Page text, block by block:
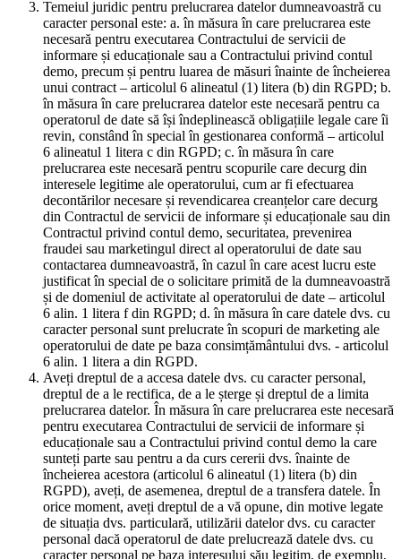
Temeiul juridic pentru prelucrarea datelor dumneavoastră cu
caracter personal este: a. în măsura în care prelucrarea este
necesară pentru executarea Contractului de servicii de
informare și educaționale sau a Contractului privind contul
demo, precum și pentru luarea de măsuri înainte de încheierea
unui contract – articolul 6 alineatul (1) litera (b) din RGPD; b.
în măsura în care prelucrarea datelor este necesară pentru ca
operatorul de date să își îndeplinească obligațiile legale care îi
revin, constând în special în gestionarea conformă – articolul
6 alineatul 1 litera c din RGPD; c. în măsura în care
prelucrarea este necesară pentru scopurile care decurg din
interesele legitime ale operatorului, cum ar fi efectuarea
decontărilor necesare și revendicarea creanțelor care decurg
din Contractul de servicii de informare și educaționale sau din
Contractul privind contul demo, securitatea, prevenirea
fraudei sau marketingul direct al operatorului de date sau
contactarea dumneavoastră, în cazul în care acest lucru este
justificat în special de o solicitare primită de la dumneavoastră
și de domeniul de activitate al operatorului de date – articolul
6 alin. 1 litera f din RGPD; d. în măsura în care datele dvs. cu
caracter personal sunt prelucrate în scopuri de marketing ale
operatorului de date pe baza consimțământului dvs. - articolul
6 alin. 1 litera a din RGPD.
Aveți dreptul de a accesa datele dvs. cu caracter personal,
dreptul de a le rectifica, de a le șterge și dreptul de a limita
prelucrarea datelor. În măsura în care prelucrarea este necesară
pentru executarea Contractului de servicii de informare și
educaționale sau a Contractului privind contul demo la care
sunteți parte sau pentru a da curs cererii dvs. înainte de
încheierea acestora (articolul 6 alineatul (1) litera (b) din
RGPD), aveți, de asemenea, dreptul de a transfera datele. În
orice moment, aveți dreptul de a vă opune, din motive legate
de situația dvs. particulară, utilizării datelor dvs. cu caracter
personal dacă operatorul de date prelucrează datele dvs. cu
caracter personal pe baza interesului său legitim, de exemplu,